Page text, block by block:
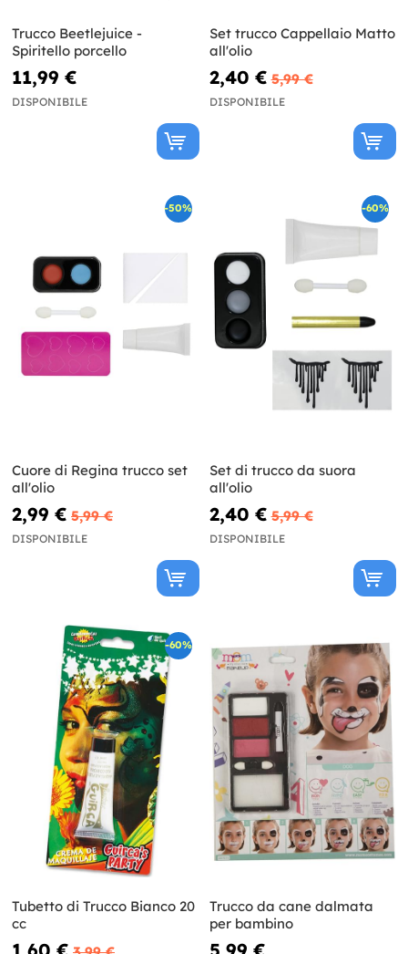
Trucco Beetlejuice -
Spiritello porcello
11,99 €
DISPONIBILE
Set trucco Cappellaio Matto
all'olio
2,40 € 5,99 €
DISPONIBILE
-50%
Cuore di Regina trucco set
all'olio
2,99 € 5,99 €
DISPONIBILE
-60%
Set di trucco da suora
all'olio
2,40 € 5,99 €
DISPONIBILE
-60%
Tubetto di Trucco Bianco 20
cc
Trucco da cane dalmata
per bambino